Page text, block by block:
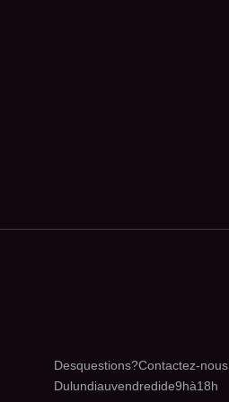
Des questions ? Contactez-nous
Du lundi au vendredi de 9h à 18h